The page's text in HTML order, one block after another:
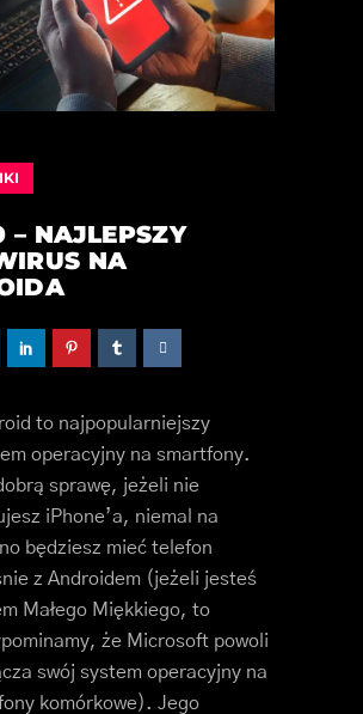
– NAJLEPSZY
NA
to najpopularniejszy
operacyjny na smartfony.
sprawę, jeżeli nie
iPhone’a, niemal na
będziesz mieć telefon
z Androidem (jeżeli jesteś
Małego Miękkiego, to
że Microsoft powoli
swój system operacyjny na
komórkowe). Jego